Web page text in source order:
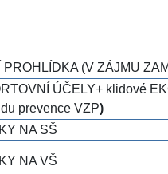
(V ZÁJMU
ÚČELY+ klidové
prevence VZP)
NA SŠ
NA VŠ